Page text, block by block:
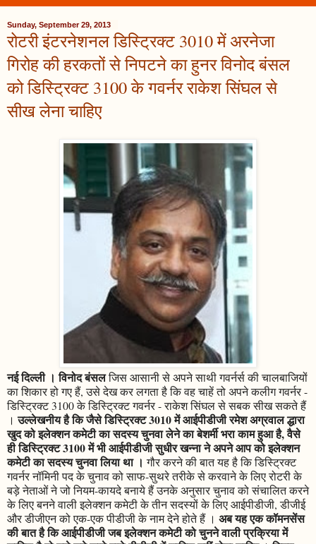
Sunday, September 29, 2013
रोटरी इंटरनेशनल डिस्ट्रिक्ट 3010 में अरनेजा
गिरोह की हरकतों से निपटने का हुनर विनोद बंसल
को डिस्ट्रिक्ट 3100 के गवर्नर राकेश सिंघल से
सीख लेना चाहिए
नई दिल्ली । विनोद बंसलजिस आसानी से अपने साथी गवर्नर्स की चालबाजियों
का शिकार हो गए हैं, उसे देख कर लगता है कि वह चाहें तो अपने कलीग गवर्नर -
डिस्ट्रिक्ट 3100 के डिस्ट्रिक्ट गवर्नर - राकेश सिंघल से सबक सीख सकते हैं
।उल्लेखनीय है कि जैसे डिस्ट्रिक्ट 3010 में आईपीडीजी रमेश अग्रवाल द्धारा
खुद को इलेक्शन कमेटी का सदस्य चुनवा लेने का बेशर्मी भरा काम हुआ है, वैसे
ही डिस्ट्रिक्ट 3100 में भी आईपीडीजी सुधीर खन्ना ने अपने आप को इलेक्शन
कमेटी का सदस्य चुनवा लिया था । गौर करने की बात यह है कि डिस्ट्रिक्ट
गवर्नर नॉमिनी पद के चुनाव को साफ-सुथरे तरीके से करवाने के लिए रोटरी के
बड़े नेताओं ने जो नियम-कायदे बनाये हैं उनके अनुसार चुनाव को संचालित करने
के लिए बनने वाली इलेक्शन कमेटी के तीन सदस्यों के लिए आईपीडीजी, डीजीई
और डीजीएन को एक-एक पीडीजी के नाम देने होते हैं । अब यह एक कॉमनसेंस
की बात है कि आईपीडीजी जब इलेक्शन कमेटी को चुनने वाली प्रक्रिया में